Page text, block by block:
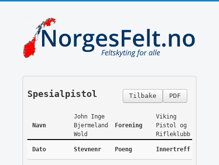
PDF
Tilbake
Spesialpistol
Navn
John Inge
Bjermeland
Wold
Forening
Viking
Pistol og
Rifleklubb
Dato Stevnenr Poeng Innertreff